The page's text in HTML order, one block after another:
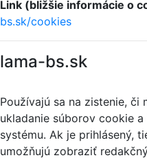
Link (bližšie informácie o
bs.sk/cookies
lama-bs.sk
Používajú sa na zistenie, či
ukladanie súborov cookie
systému. Ak je prihlásený,
umožňujú zobraziť